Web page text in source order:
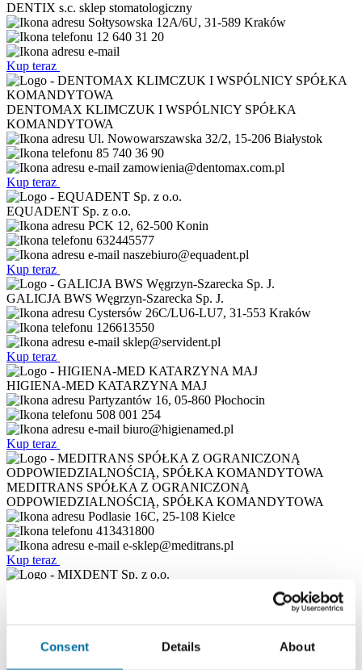
Consent Details About
DENTIX s.c. sklep stomatologiczny
Sołtysowska 12A/6U, 31-589 Kraków
12 640 31 20
Kup teraz
DENTOMAX KLIMCZUK I WSPÓLNICY SPÓŁKA
KOMANDYTOWA
Ul. Nowowarszawska 32/2, 15-206 Białystok
85 740 36 90
zamowienia@dentomax.com.pl
Kup teraz
EQUADENT Sp. z o.o.
PCK 12, 62-500 Konin
632445577
naszebiuro@equadent.pl
Kup teraz
GALICJA BWS Węgrzyn-Szarecka Sp. J.
Cystersów 26C/LU6-LU7, 31-553 Kraków
126613550
sklep@servident.pl
Kup teraz
HIGIENA-MED KATARZYNA MAJ
Partyzantów 16, 05-860 Płochocin
508 001 254
biuro@higienamed.pl
Kup teraz
MEDITRANS SPÓŁKA Z OGRANICZONĄ
ODPOWIEDZIALNOŚCIĄ, SPÓŁKA KOMANDYTOWA
Podlasie 16C, 25-108 Kielce
413431800
e-sklep@meditrans.pl
Kup teraz
Kup teraz